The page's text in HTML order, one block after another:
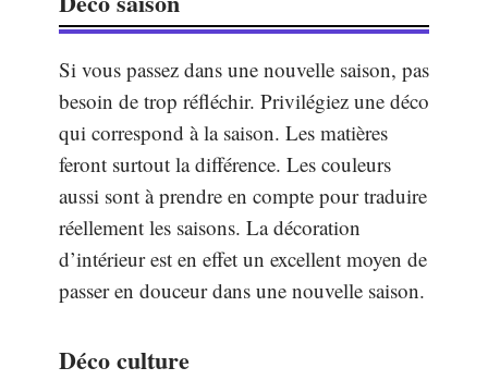
Si vous passez dans une nouvelle saison, pas
besoin de trop réfléchir. Privilégiez une déco
qui correspond à la saison. Les matières
feront surtout la différence. Les couleurs
aussi sont à prendre en compte pour traduire
réellement les saisons. La décoration
d’intérieur est en effet un excellent moyen de
passer en douceur dans une nouvelle saison.
Déco culture